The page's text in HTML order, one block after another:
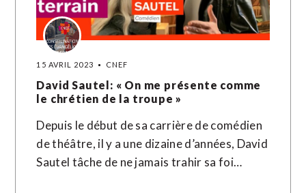
15 AVRIL 2023 CNEF
David Sautel: « On me présente comme
le chrétien de la troupe »
Depuis le début de sa carrière de comédien
de théâtre, il y a une dizaine d’années, David
Sautel tâche de ne jamais trahir sa foi…